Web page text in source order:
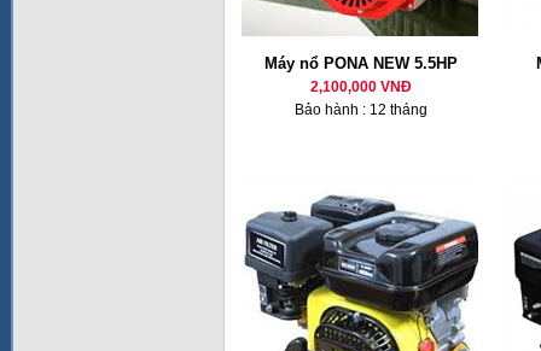
Máy nổ PONA NEW 5.5HP
2,100,000 VNĐ
Bảo hành : 12 tháng